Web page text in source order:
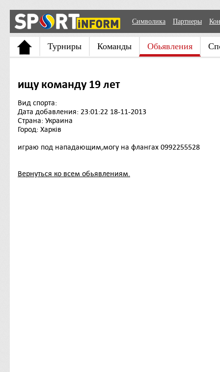
Символика Партнеры
Турниры Команды Обьявления
ищу команду 19 лет
Вид спорта:
Дата добавления: 23:01:22 18-11-2013
Страна: Украина
Город: Харків
играю под нападающим,могу на флангах 0992255528
Вернуться ко всем обьявлениям.